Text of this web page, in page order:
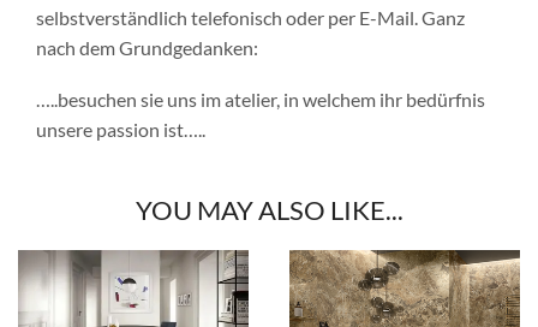
selbstverständlich telefonisch oder per E-Mail. Ganz
nach dem Grundgedanken:
…..besuchen sie uns im atelier, in welchem ihr bedürfnis
unsere passion ist…..
YOU MAY ALSO LIKE...